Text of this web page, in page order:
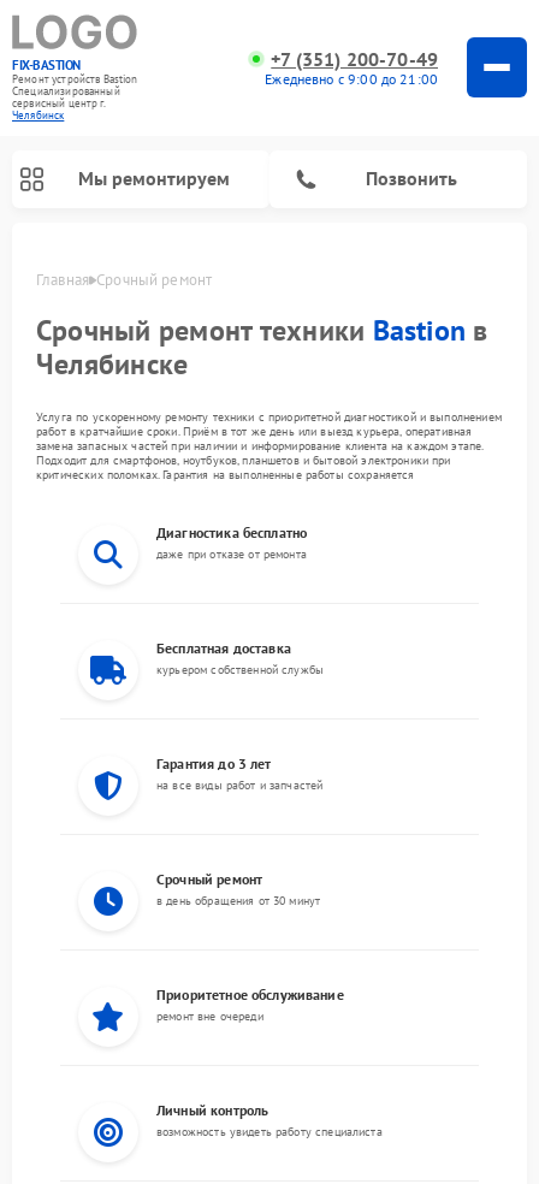
FIX-BASTION
Ремонт устройств Bastion
Специализированный
cервисный центр г.
Челябинск
+7 (351) 200-70-49
Ежедневно с 9:00 до 21:00
Мы ремонтируем Позвонить
Главная Срочный ремонт
Срочный ремонт техники Bastion в
Челябинске
Услуга по ускоренному ремонту техники с приоритетной диагностикой и выполнением
работ в кратчайшие сроки. Приём в тот же день или выезд курьера, оперативная
замена запасных частей при наличии и информирование клиента на каждом этапе.
Подходит для смартфонов, ноутбуков, планшетов и бытовой электроники при
критических поломках. Гарантия на выполненные работы сохраняется
Диагностика бесплатно
даже при отказе от ремонта
Бесплатная доставка
курьером собственной службы
Гарантия до 3 лет
на все виды работ и запчастей
Срочный ремонт
в день обращения от 30 минут
Приоритетное обслуживание
ремонт вне очереди
Личный контроль
возможность увидеть работу специалиста